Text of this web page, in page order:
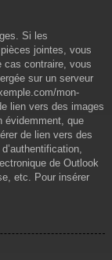
Si les
jointes, vous
cas contraire, vous
sur un serveur
mon-
lien vers des images
évidemment, que
de lien vers des
de Outlook
etc. Pour insérer